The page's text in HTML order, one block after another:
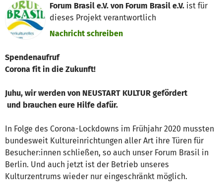
Forum Brasil e.V. von Forum Brasil e.V. ist für
dieses Projekt verantwortlich
Nachricht schreiben
Spendenaufruf
Corona fit in die Zukunft!
Juhu, wir werden von NEUSTART KULTUR gefördert
und brauchen eure Hilfe dafür.
In Folge des Corona-Lockdowns im Frühjahr 2020 mussten
bundesweit Kultureinrichtungen aller Art ihre Türen für
Besucher:innen schließen, so auch unser Forum Brasil in
Berlin. Und auch jetzt ist der Betrieb unseres
Kulturzentrums wieder nur eingeschränkt möglich.